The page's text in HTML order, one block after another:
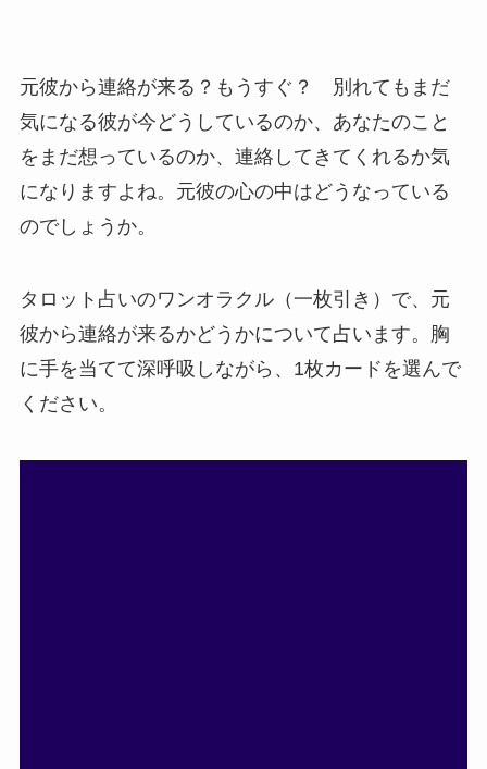
元彼から連絡が来る？もうすぐ？ 別れてもまだ
気になる彼が今どうしているのか、あなたのこと
をまだ想っているのか、連絡してきてくれるか気
になりますよね。元彼の心の中はどうなっている
のでしょうか。
タロット占いのワンオラクル（一枚引き）で、元
彼から連絡が来るかどうかについて占います。胸
に手を当てて深呼吸しながら、1枚カードを選んで
ください。